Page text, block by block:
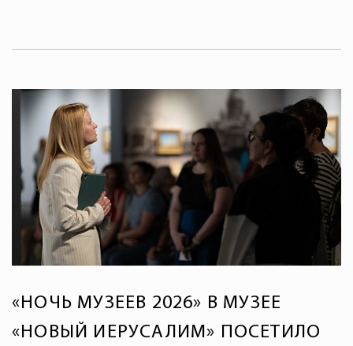
«НОЧЬ МУЗЕЕВ 2026» В МУЗЕЕ
«НОВЫЙ ИЕРУСАЛИМ» ПОСЕТИЛО